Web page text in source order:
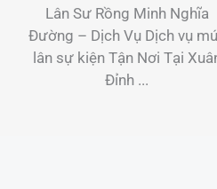
Lân Sư Rồng Minh
Đường – Dịch Vụ
rồng chuyên nghiệp
Tại Thuận An